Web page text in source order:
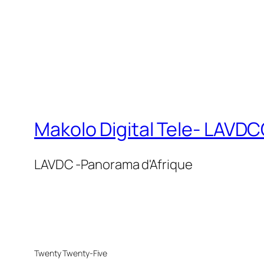
Makolo Digital Tele-
LAVDC -Panorama d'Afrique
Twenty Twenty-Five